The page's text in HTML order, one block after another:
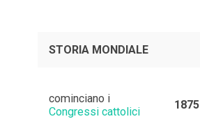
STORIA MONDIALE
cominciano i
Congressi cattolici
1875